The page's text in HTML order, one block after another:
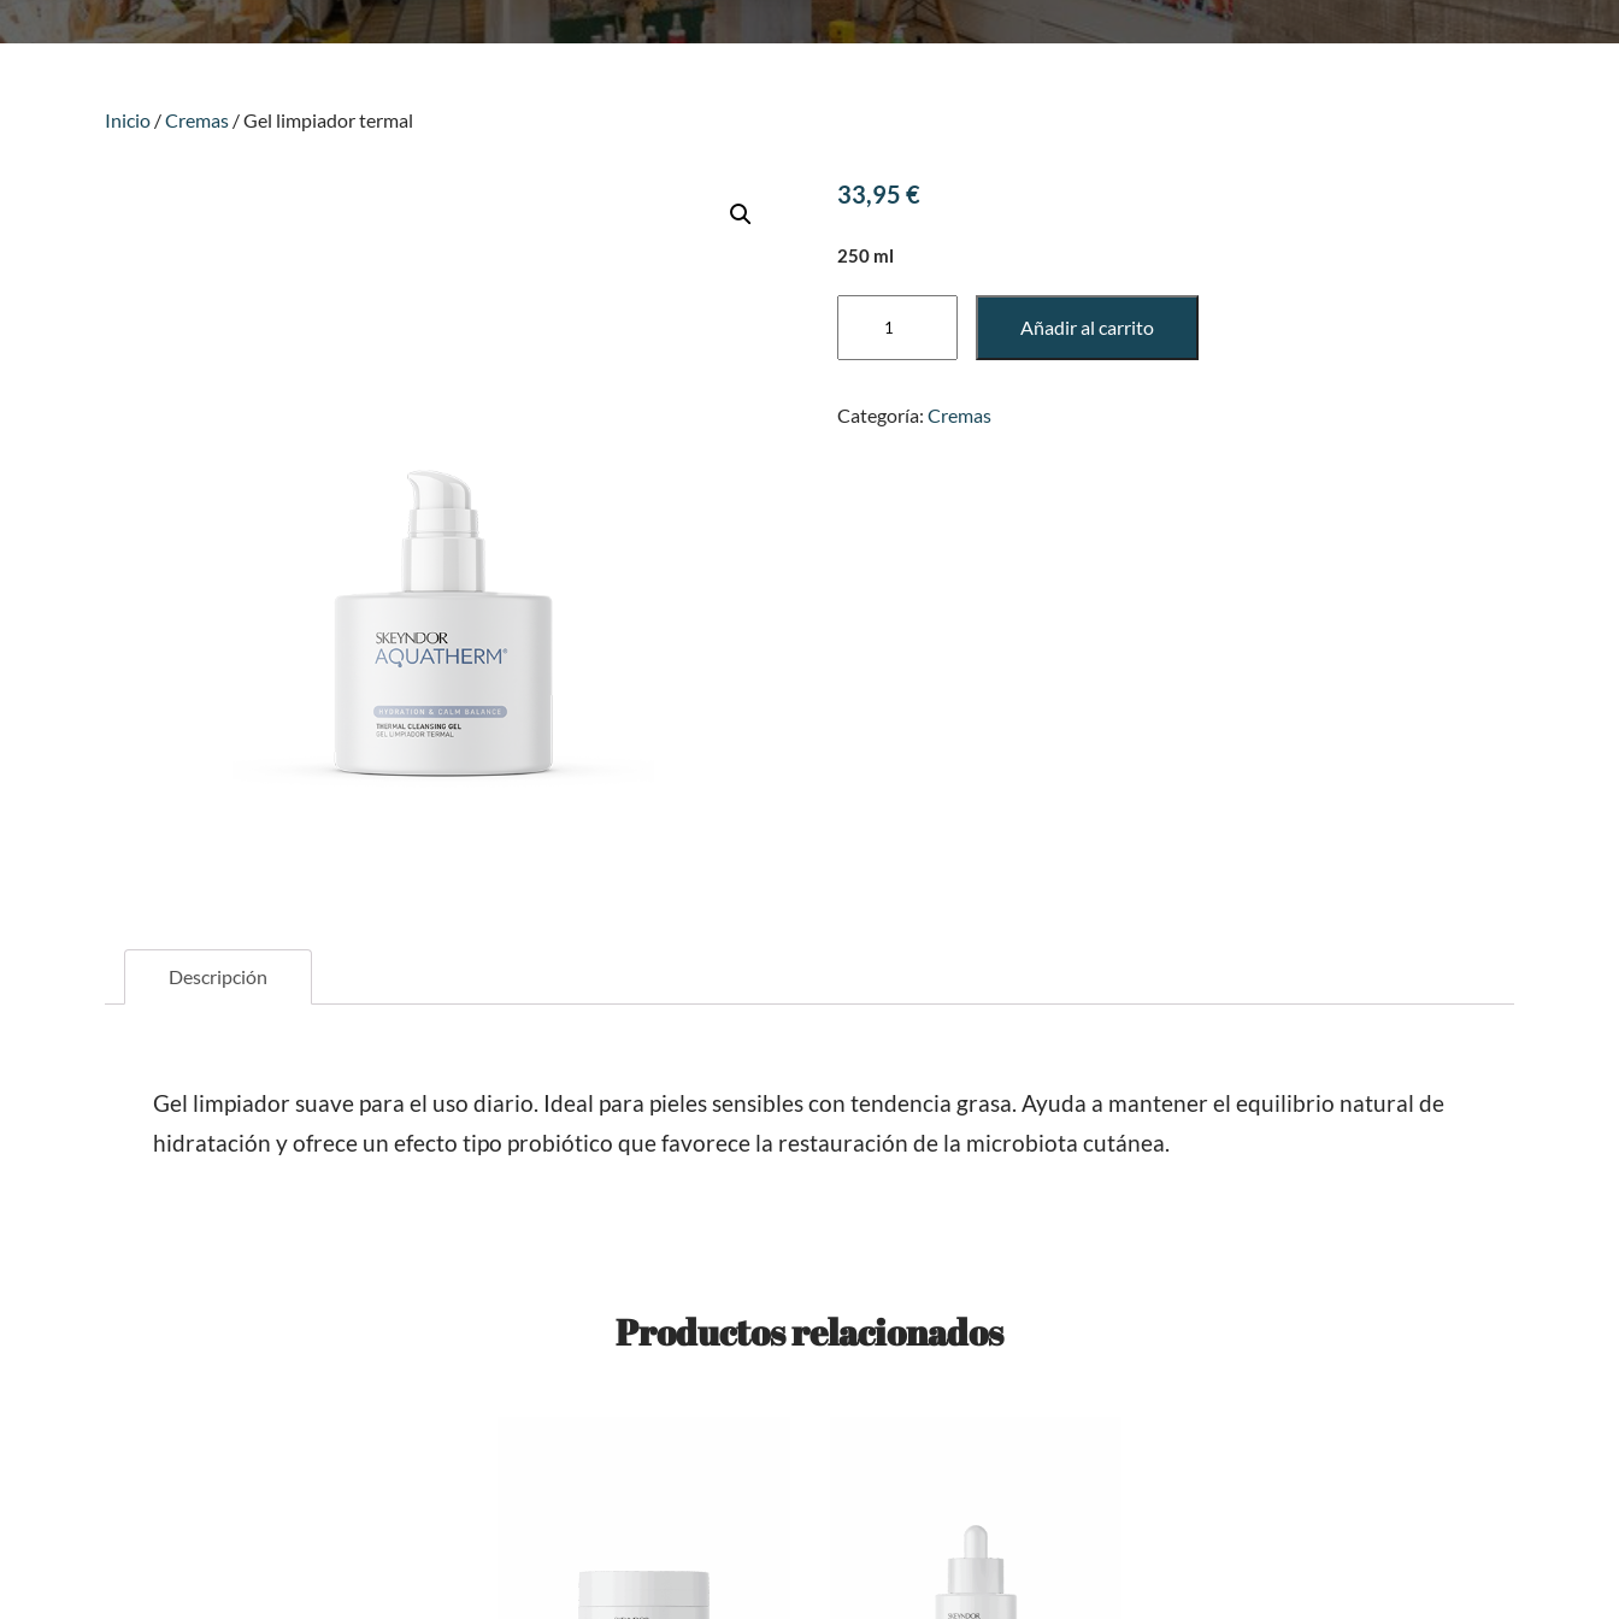
Inicio /Cremas / Gel limpiador termal
33,95€
250 ml
cantidad
Añadir al carrito
Categoría:Cremas
Descripción
Gel limpiador suave para el uso diario. Ideal para pieles sensibles con tendencia grasa. Ayuda a mantener el equilibrio natural de
hidratación y ofrece un efecto tipo probiótico que favorece la restauración de la microbiota cutánea.
Productos relacionados